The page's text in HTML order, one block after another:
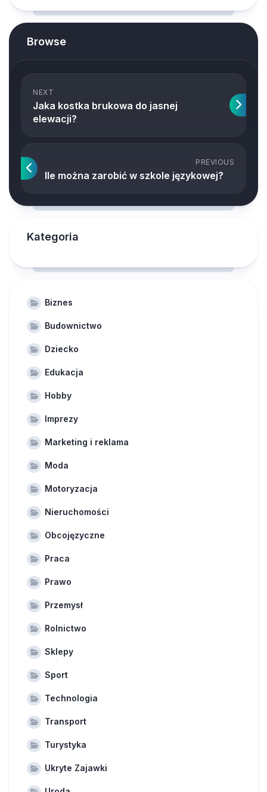
Browse
NEXT
Jaka kostka brukowa do jasnej
elewacji?
PREVIOUS
Ile można zarobić w szkole językowej?
Kategoria
Biznes
Budownictwo
Dziecko
Edukacja
Hobby
Imprezy
Marketing i reklama
Moda
Motoryzacja
Nieruchomości
Obcojęzyczne
Praca
Prawo
Przemysł
Rolnictwo
Sklepy
Sport
Technologia
Transport
Turystyka
Ukryte Zajawki